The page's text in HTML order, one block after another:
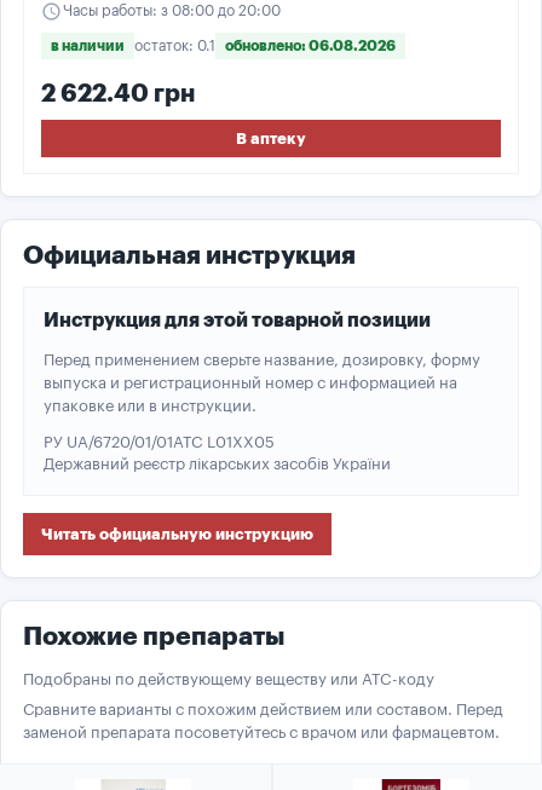
scheduleЧасы работы: з 08:00 до 20:00
в наличии остаток: 0.1 обновлено: 06.08.2026
2 622.40 грн
В аптеку
Официальная инструкция
Инструкция для этой товарной позиции
Перед применением сверьте название, дозировку, форму
выпуска и регистрационный номер с информацией на
упаковке или в инструкции.
РУ UA/6720/01/01ATC L01XX05
Державний реєстр лікарських засобів України
Читать официальную инструкцию
Похожие препараты
Подобраны по действующему веществу или ATC-коду
Сравните варианты с похожим действием или составом. Перед
заменой препарата посоветуйтесь с врачом или фармацевтом.